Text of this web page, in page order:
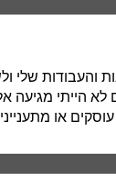
והעבודות שלי
הייתי מגיעה
או